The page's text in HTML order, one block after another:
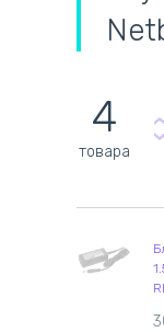
4
товара